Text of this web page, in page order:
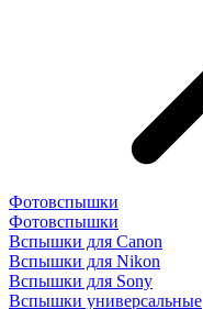
Фотовспышки
Фотовспышки
Вспышки для Canon
Вспышки для Nikon
Вспышки для Sony
Вспышки универсальные